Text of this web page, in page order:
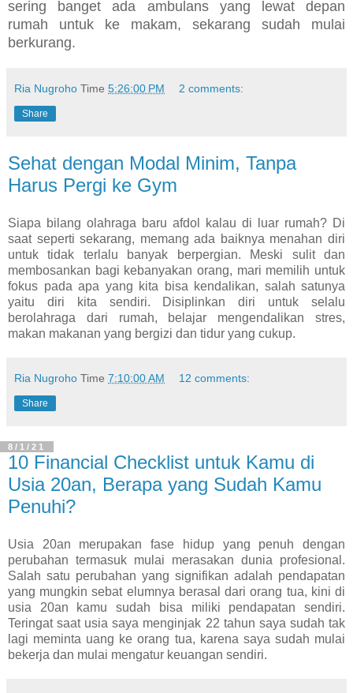
sering banget ada ambulans yang lewat depan
rumah untuk ke makam, sekarang sudah mulai
berkurang.
Ria Nugroho Time 5:26:00 PM 2 comments:
Share
Sehat dengan Modal Minim, Tanpa
Harus Pergi ke Gym
Siapa bilang olahraga baru afdol kalau di luar rumah? Di
saat seperti sekarang, memang ada baiknya menahan diri
untuk tidak terlalu banyak berpergian. Meski sulit dan
membosankan bagi kebanyakan orang, mari memilih untuk
fokus pada apa yang kita bisa kendalikan, salah satunya
yaitu diri kita sendiri. Disiplinkan diri untuk selalu
berolahraga dari rumah, belajar mengendalikan stres,
makan makanan yang bergizi dan tidur yang cukup.
Ria Nugroho Time 7:10:00 AM 12 comments:
Share
8/1/21
10 Financial Checklist untuk Kamu di
Usia 20an, Berapa yang Sudah Kamu
Penuhi?
Usia 20an merupakan fase hidup yang penuh dengan
perubahan termasuk mulai merasakan dunia profesional.
Salah satu perubahan yang signifikan adalah pendapatan
yang mungkin sebat elumnya berasal dari orang tua, kini di
usia 20an kamu sudah bisa miliki pendapatan sendiri.
Teringat saat usia saya menginjak 22 tahun saya sudah tak
lagi meminta uang ke orang tua, karena saya sudah mulai
bekerja dan mulai mengatur keuangan sendiri.